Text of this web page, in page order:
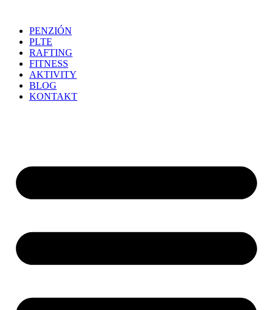
obsah
PENZIÓN
PLTE
RAFTING
FITNESS
AKTIVITY
BLOG
KONTAKT